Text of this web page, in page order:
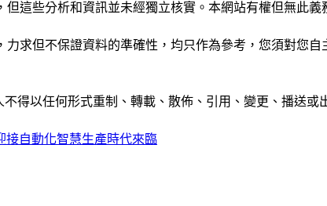
這些分析和資訊並未經獨立核實。本網站有權但無此
求但不保證資料的準確性，均只作為參考，您須對您自
得以任何形式重制、轉載、散佈、引用、變更、播送
接自動化智慧生產時代來臨